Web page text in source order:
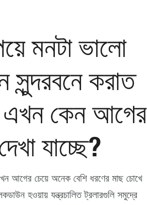
মনটা ভালো
করাত
এখন কেন আগের
যাচ্ছে?
আগের চেয়ে অনেক বেশি ধরণের মাছ চোখে
হওয়ায় যন্ত্রচালিত ট্রলারগুলি সমুদ্রে